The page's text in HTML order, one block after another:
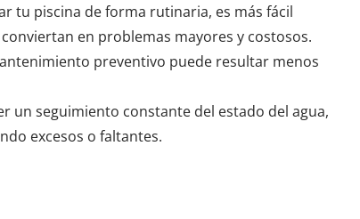
tu piscina de forma rutinaria, es más fácil
en problemas mayores y costosos.
preventivo puede resultar menos
un seguimiento constante del estado del agua,
excesos o faltantes.